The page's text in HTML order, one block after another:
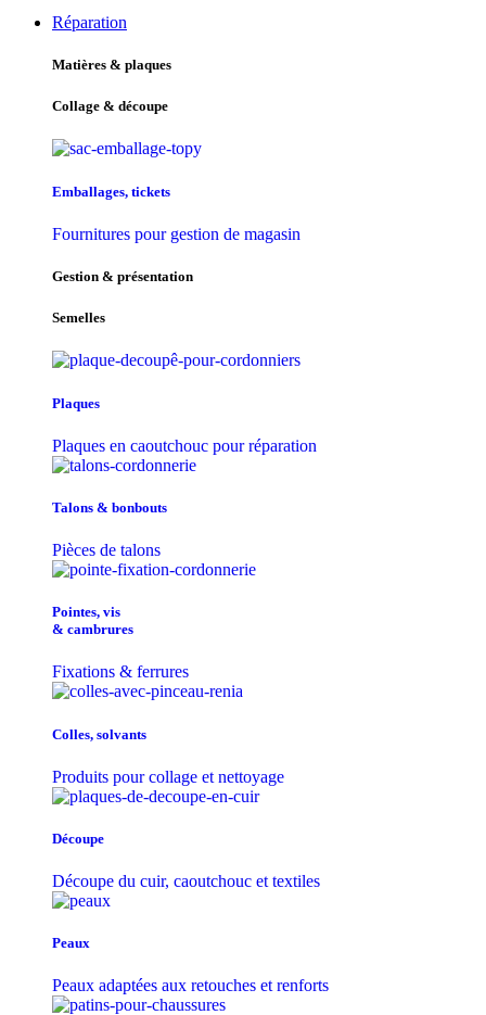
Réparation
Matières & plaques
Collage & découpe
Emballages, tickets
Fournitures pour gestion de magasin
Gestion & présentation
Semelles
Plaques
Plaques en caoutchouc pour réparation
Talons & bonbouts
Pièces de talons
Pointes, vis
& cambrures
Fixations & ferrures
Colles, solvants
Produits pour collage et nettoyage
Découpe
Découpe du cuir, caoutchouc et textiles
Peaux
Peaux adaptées aux retouches et renforts